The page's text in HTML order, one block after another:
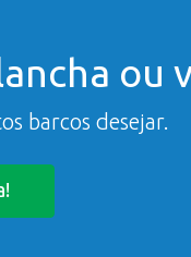
ou
barcos desejar.